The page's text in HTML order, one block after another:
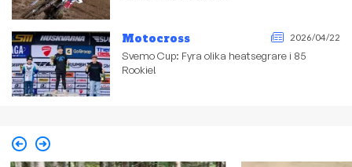
Motocross 2026/04/22
Svemo Cup: Fyra olika heatsegrare i 85
Rookie!